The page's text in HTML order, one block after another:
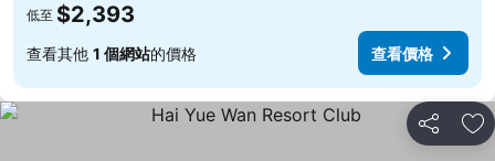
低至 $2,393
查看其他 1 個網站的價格 查看價格
分享 加